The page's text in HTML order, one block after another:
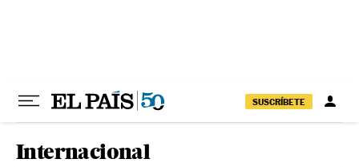
SUSCRÍBETE
Internacional